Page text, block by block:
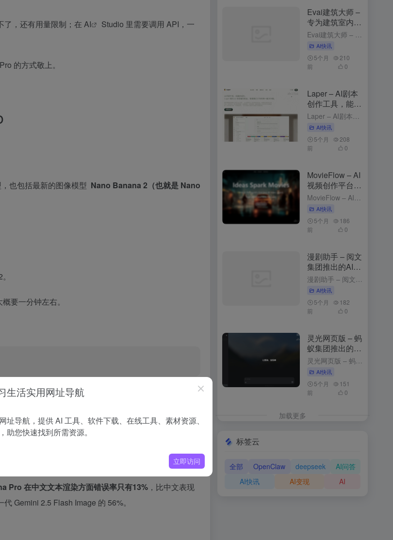
了，还有用量限制；在 AI
Studio 里需要调用 API，一
的方式敬上。
也包括最新的图像模型 Nano Banana 2（也就是 Nano
要一分钟左右。
中文也是一塌糊涂；Nano Banana Pro 这次重点提升
Pro 在中文文本渲染方面错误率只有13% ，比中文表现
Gemini 2.5 Flash Image 的 56%。
Evai建筑大师 –
专为建筑室内行
业的云端AI创作
平台
Evai建筑大师 – 专为建筑室内行业的云端AI创作平台 2个月前更新 Evai建筑大师是什么 Evai 建筑大师（OpenEvai）是专为建筑师、室内设计师和景观规划师打造的云端 AI 创作平台。通...
AI快讯
5个月
前
210
0
Laper – AI剧本
创作工具，能实
时预测台词与动
作
Laper – AI剧本创作工具，能实时预测台词与动作 3个月前更新 Laper是什么 Laper 是 AI 剧本创作工具，能为编剧提供精细化的创作平台。Laper支持多种剧本类型，如电影长片、短片和...
AI快讯
5个月
前
208
0
MovieFlow – AI
视频创作平台，
文本描述生成完
整视频
MovieFlow – AI视频创作平台，文本描述生成完整视频 3个月前发布 MovieFlow是什么 MovieFlow 是，能将用户的一句话、一个想法或一个完整剧本快速转化为几分钟到上百分钟的影片...
AI快讯
5个月
前
186
0
漫剧助手 – 阅文
集团推出的AI漫
剧创作平台
漫剧助手 – 阅文集团推出的AI漫剧创作平台 3周前发布 漫剧助手是什么 漫剧助手是阅文集团推出的AI漫剧创作平台，专为网文改编漫剧打造的一站式解决方案。平台整合10万+部阅文精品IP资源，支持从小说...
AI快讯
5个月
前
182
0
灵光网页版 – 蚂
蚁集团推出的AI
助手与应用生成
平台
灵光网页版 – 蚂蚁集团推出的AI助手与应用生成平台 3个月前更新 灵光网页版是什么 网页版是智能对话与应用生成平台，以简洁的界面和强大的功能为用户带来高效便捷的体验。用户登录后，可以通过与灵光对话...
AI快讯
5个月
前
151
0
加载更多
标签云
全部 OpenClaw deepseek
AI问答
AI快讯
AI变现 AI
生活实用网址导航
址导航，提供 AI 工具、软件下载、在线工具、素材资源、
助您快速找到所需资源。
立即访问